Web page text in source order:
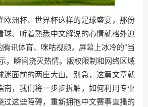
欧洲杯、世界杯这样的足球盛宴，那份
球、听着熟悉中文解说的心情就格外迫
讯体育、咪咕视频，屏幕上冰冷的“当
，瞬间浇灭热情。版权限制和网络区域
迷面前的两座大山。别急，这篇文章就
南，我们将一步步拆解，如何利用专业
过这些障碍，重新拥抱中文赛事直播的